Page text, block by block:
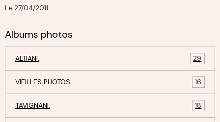
Le 27/04/2011
Albums photos
ALTIANI. 29
VIEILLES PHOTOS. 16
TAVIGNANI. 18